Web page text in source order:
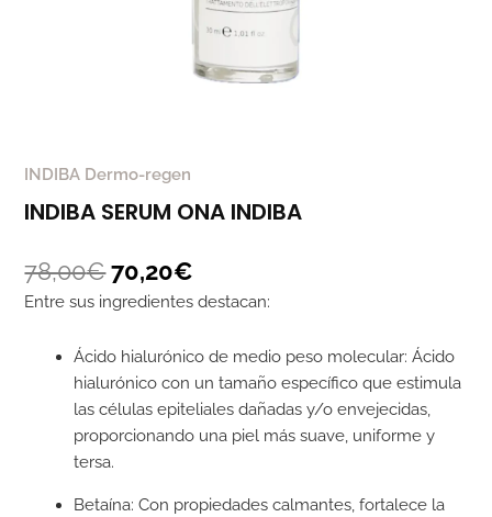
INDIBA Dermo-regen
INDIBA SERUM ONA INDIBA
78,00€70,20€
Entre sus ingredientes destacan:
Ácido hialurónico de medio peso molecular: Ácido
hialurónico con un tamaño específico que estimula
las células epiteliales dañadas y/o envejecidas,
proporcionando una piel más suave, uniforme y
tersa.
Betaína: Con propiedades calmantes, fortalece la